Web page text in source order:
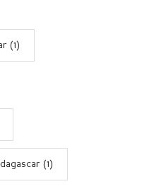
(1)
(1)